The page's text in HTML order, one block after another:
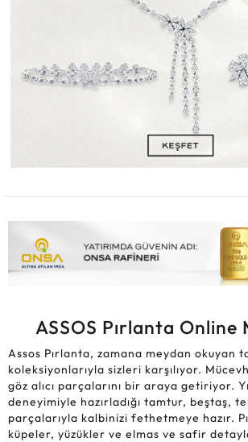
ASSOS Pırlanta Online
Assos Pırlanta, zamana meydan okuyan
koleksiyonlarıyla sizleri karşılıyor.
göz alıcı parçalarını bir araya getiriyor.
deneyimiyle hazırladığı tamtur, beştaş,
parçalarıyla kalbinizi fethetmeye hazır.
küpeler, yüzükler ve elmas ve safir